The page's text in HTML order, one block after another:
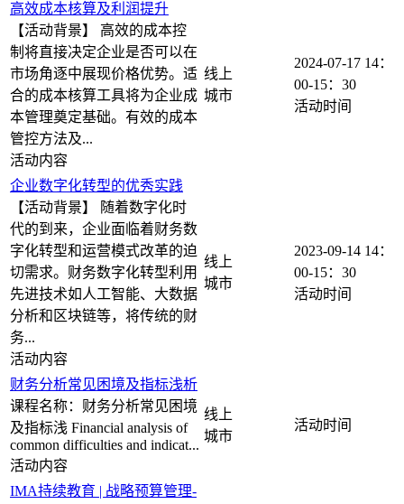
高效成本核算及利润提升
【活动背景】 高效的成本控
制将直接决定企业是否可以在
市场角逐中展现价格优势。适
合的成本核算工具将为企业成
本管理奠定基础。有效的成本
管控方法及...
线上
2024-07-17 14：
00-15：30
企业数字化转型的优秀实践
【活动背景】 随着数字化时
代的到来，企业面临着财务数
字化转型和运营模式改革的迫
切需求。财务数字化转型利用
先进技术如人工智能、大数据
分析和区块链等，将传统的财
务...
线上
2023-09-14 14：
00-15：30
财务分析常见困境及指标浅析
课程名称：财务分析常见困境
及指标浅 Financial analysis of
common difficulties and indicat...
线上
IMA持续教育 | 战略预算管理-